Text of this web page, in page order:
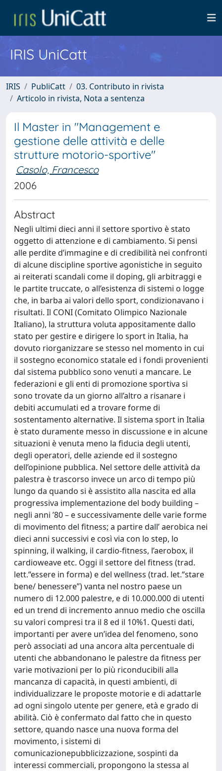
IRIS UniCatt
IRIS PubliCatt
03. Contributo in rivista
Articolo in rivista, Nota a sentenza
Il Master in "Management e
gestione delle attività e delle
strutture motorio-sportive"
Casolo, Francesco
2006
Abstract
Negli ultimi dieci anni il settore sportivo è stato
oggetto di attenzione e di cambiamento. Si pensi
alle perdite d’immagine e di credibilità nei confronti
di alcune discipline sportive agonistiche in seguito
ai reiterati scandali come il doping, gli arbitraggi e
le partite truccate, o all’esistenza di sistemi o logge
che, in barba ai valori dello sport, condizionavano i
risultati. Il CONI (Comitato Olimpico Nazionale
Italiano), la struttura voluta appositamente dallo
stato per gestire e dirigere lo sport in Italia, ha
dovuto riorganizzare se stesso nel momento in cui
il sostegno economico statale ed i fondi provenienti
dal sistema pubblico sono venuti a mancare. Le
federazioni e gli enti di promozione sportiva si
sono trovate da un giorno all’altro a risanare i
debiti accumulati ed a trovare forme di
sostentamento alternative. Il sistema sport in Italia
è stato duramente messo in discussione e in alcune
situazioni è venuta meno la fiducia degli utenti,
degli operatori, delle aziende ed il sostegno
dell’opinione pubblica. Nel settore delle attività da
palestra è trascorso invece un arco di tempo più
lungo da quando si è assistito alla nascita ed alla
progressiva implementazione del body building –
negli anni ’80 – e successivamente delle varie forme
di movimento del fitness; a partire dall’ aerobica nei
dieci anni successivi e così via con lo step, lo
spinning, il walking, il cardio-fitness, l’aerobox, il
cardioweave etc. Oggi il settore del fitness (trad.
lett.“essere in forma) e del wellness (trad. let.“stare
bene/ benessere”) vanta nel nostro paese un
numero di 12.000 palestre, e di 10.000.000 di utenti
ed un trend di incremento annuo medio che oscilla
su valori compresi tra il 8 ed il 10%1. Questi dati,
importanti per avere un’idea del fenomeno, sono
però associati ad una ancora alta percentuale di
utenti che abbandonano le palestre da fitness per
varie motivazioni per lo più riconducibili alla
mancanza di capacità, in questi ambienti, di
individualizzare le proposte motorie e di adattarle
ad ogni singolo utente per genere, età e grado di
abilità. Ciò è confermato dal fatto che in questo
settore, quando nasce una nuova forma del
movimento, i sistemi di
comunicazionepubblicizzazione, sospinti da
interessi commerciali, propongono la stessa al